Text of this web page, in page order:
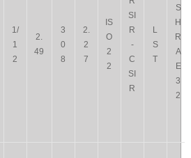
1/
1
2
2.
49
3
0
8
2.
2
7
IS
O
2
2
SI
R
-
C
SI
R
L
S
T
S
H
R
A
E
3
2